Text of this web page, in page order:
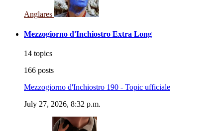
Anglares
Mezzogiorno d'Inchiostro Extra Long
14 topics
166 posts
Mezzogiorno d'Inchiostro 190 - Topic ufficiale
July 27, 2026, 8:32 p.m.